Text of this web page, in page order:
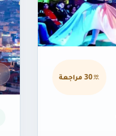
30 مراجعة